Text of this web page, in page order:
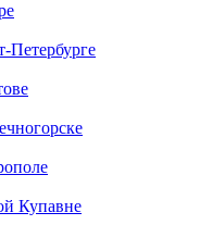
Петербурге
Купавне